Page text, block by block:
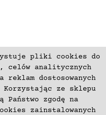
pliki cookies do
celów analitycznych
dostosowanych
ze sklepu
Państwo zgodę na
zainstalowanych
ZAPISZ SIĘ
i Reklamacje
Kontakt